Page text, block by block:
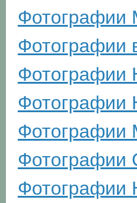
Фотографии
Фотографии
Фотографии
Фотографии
Фотографии
Фотографии
Фотографии